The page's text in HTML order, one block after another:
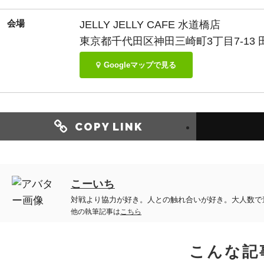
会場
JELLY JELLY CAFE 水道橋店
東京都千代田区神田三崎町3丁目7-13
Googleマップで見る
COPY LINK
こーいち
対戦より協力が好き。人との触れ合いが好き。大人数
他の執筆記事は こちら
こんな